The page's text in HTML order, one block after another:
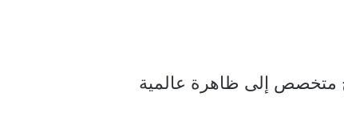
متخصص إلى ظاهرة عالمية